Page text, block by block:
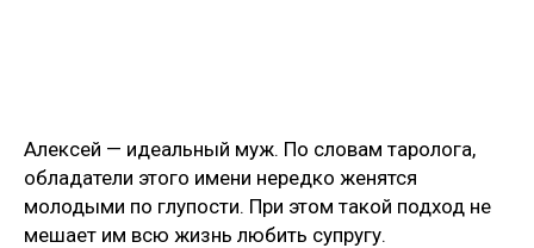
Алексей — идеальный муж. По словам таролога,
обладатели этого имени нередко женятся
молодыми по глупости. При этом такой подход не
мешает им всю жизнь любить супругу.